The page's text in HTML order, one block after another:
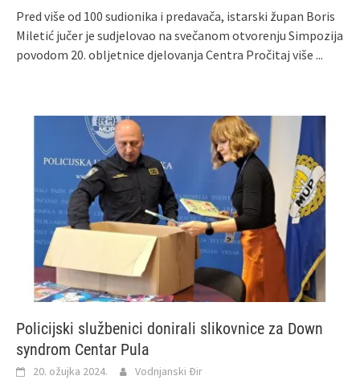
Pred više od 100 sudionika i predavača, istarski župan Boris
Miletić jučer je sudjelovao na svečanom otvorenju Simpozija
povodom 20. obljetnice djelovanja Centra Pročitaj više ...
Policijski službenici donirali slikovnice za Down
syndrom Centar Pula
20. ožujka 2024. Vodnjanski Đir